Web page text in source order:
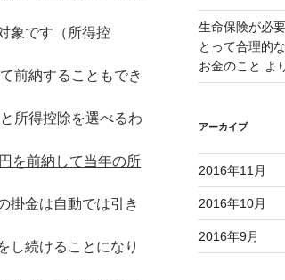
象です（所得控
前納することもでき
所得控除を選べるわ
を前納して当年の所
掛金は自動では引き
し続けることになり
生命保険が必
とって合理的
お金のこと よ
アーカイブ
2016年11月
2016年10月
2016年9月